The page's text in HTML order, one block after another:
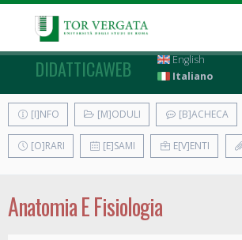
DIDATTICAWEB
English
Italiano
[I]NFO [M]ODULI [B]ACHECA
[O]RARI [E]SAMI E[V]ENTI
Anatomia E Fisiologia